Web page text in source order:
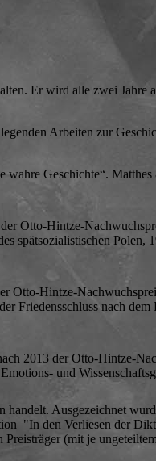
Er wird alle zwei Jahre
Arbeiten zur
wahre Geschichte“.
Otto-Hintze-
spätsozialistischen Polen,
Otto-Hintze-
Friedensschluss nach
2013 der Otto-Hintze-
und
handelt. Ausgezeichnet
"In den Verliesen der
(mit je